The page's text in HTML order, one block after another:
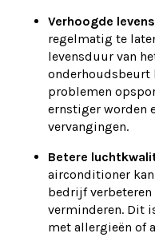
Verhoogde
regelmatig te
levensduur van
onderhoudsbeurt
problemen
ernstiger worden
vervangingen.
Betere
airconditioner
bedrijf
verminderen. Dit
met allergieën of